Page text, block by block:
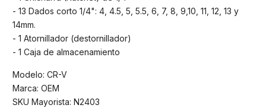
- 13 Dados corto 1/4": 4, 4.5, 5, 5.5, 6, 7, 8, 9,10, 11, 12, 13 y
14mm.
- 1 Atornillador (destornillador)
- 1 Caja de almacenamiento
Modelo: CR-V
Marca: OEM
SKU Mayorista: N2403